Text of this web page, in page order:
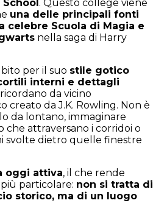
School. Questo college viene
una delle principali fonti
celebre Scuola di Magia e
nella saga di Harry
per il suo stile gotico
interni e dettagli
da vicino
creato da J.K. Rowling. Non è
da lontano, immaginare
attraversano i corridoi o
svolte dietro quelle finestre
oggi attiva, il che rende
più particolare: non si tratta di
storico, ma di un luogo